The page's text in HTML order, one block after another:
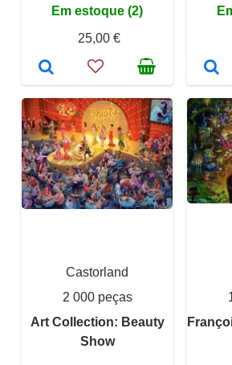
Em estoque (2)
25,00 €
Castorland
2 000 peças
Art Collection: Beauty
Show